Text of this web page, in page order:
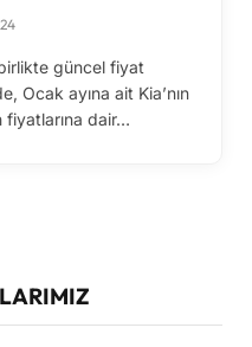
güncel fiyat
Ocak ayına ait Kia’nın
fiyatlarına dair…